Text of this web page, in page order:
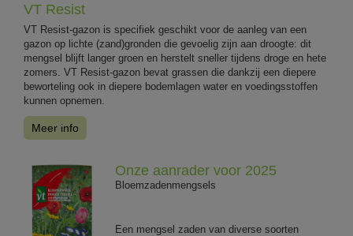
VT Resist
VT Resist-gazon is specifiek geschikt voor de aanleg van een
gazon op lichte (zand)gronden die gevoelig zijn aan droogte: dit
mengsel blijft langer groen en herstelt sneller tijdens droge en hete
zomers. VT Resist-gazon bevat grassen die dankzij een diepere
beworteling ook in diepere bodemlagen water en voedingsstoffen
kunnen opnemen.
Meer info
Onze aanrader voor 2025
Bloemzadenmengsels
Een mengsel zaden van diverse soorten